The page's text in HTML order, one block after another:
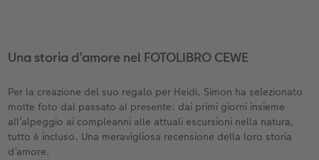
Una storia d’amore nel FOTOLIBRO CEWE
Per la creazione del suo regalo per Heidi, Simon ha selezionato
molte foto dal passato al presente: dai primi giorni insieme
all’alpeggio ai compleanni alle attuali escursioni nella natura,
tutto è incluso. Una meravigliosa recensione della loro storia
d’amore.